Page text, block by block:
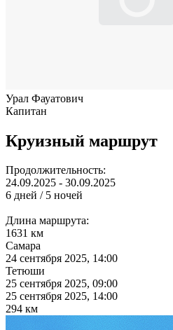
Урал Фауатович
Капитан
Круизный маршрут
Продолжительность:
24.09.2025 - 30.09.2025
6 дней / 5 ночей
Длина маршрута:
1631 км
Самара
24 сентября 2025, 14:00
Тетюши
25 сентября 2025, 09:00
25 сентября 2025, 14:00
294 км